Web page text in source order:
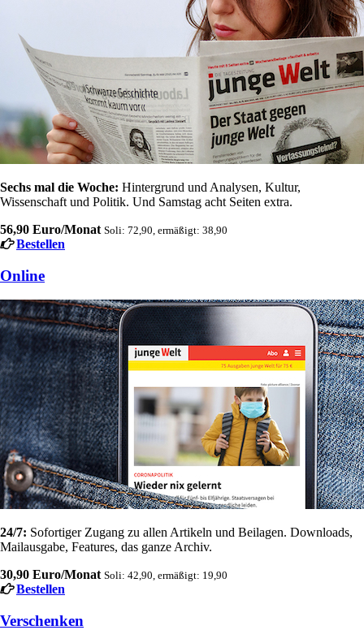
Sechs mal die Woche: Hintergrund und Analysen, Kultur,
Wissenschaft und Politik. Und Samstag acht Seiten extra.
56,90 Euro/Monat Soli: 72,90, ermäßigt: 38,90
Bestellen
Online
24/7: Sofortiger Zugang zu allen Artikeln und Beilagen. Downloads,
Mailausgabe, Features, das ganze Archiv.
30,90 Euro/Monat Soli: 42,90, ermäßigt: 19,90
Bestellen
Verschenken